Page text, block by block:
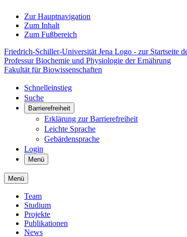
Zur Hauptnavigation
Zum Inhalt
Zum Fußbereich
Friedrich-Schiller-Universität Jena Logo - zur Startseite
Professur Biochemie und Physiologie der Ernährung
Fakultät für Biowissenschaften
Schnelleinstieg
Suche
Barrierefreiheit
Erklärung zur Barrierefreiheit
Leichte Sprache
Gebärdensprache
Login
Menü
Menü
Team
Studium
Projekte
Publikationen
News